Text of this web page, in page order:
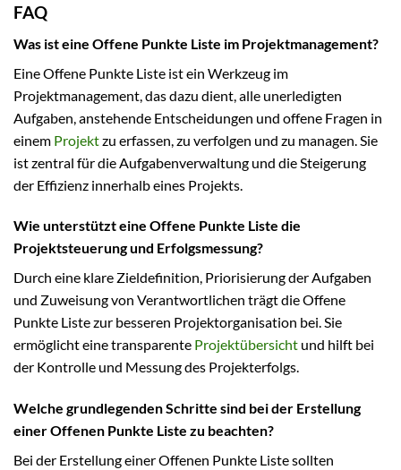
FAQ
Was ist eine Offene Punkte Liste im Projektmanagement?
Eine Offene Punkte Liste ist ein Werkzeug im
Projektmanagement, das dazu dient, alle unerledigten
Aufgaben, anstehende Entscheidungen und offene Fragen in
einem Projektzu erfassen, zu verfolgen und zu managen. Sie
ist zentral für die Aufgabenverwaltung und die Steigerung
der Effizienz innerhalb eines Projekts.
Wie unterstützt eine Offene Punkte Liste die
Projektsteuerung und Erfolgsmessung?
Durch eine klare Zieldefinition, Priorisierung der Aufgaben
und Zuweisung von Verantwortlichen trägt die Offene
Punkte Liste zur besseren Projektorganisation bei. Sie
ermöglicht eine transparente Projektübersicht und hilft bei
der Kontrolle und Messung des Projekterfolgs.
Welche grundlegenden Schritte sind bei der Erstellung
einer Offenen Punkte Liste zu beachten?
Bei der Erstellung einer Offenen Punkte Liste sollten